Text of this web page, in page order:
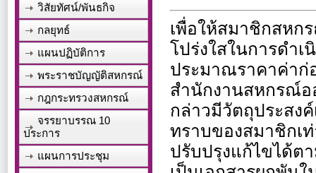
วิสัยทัศน์/พันธกิจ
กลยุทธ์
แผนปฏิบัติการ
พระราชบัญญัติสหกรณ์
กฎกระทรวงสหกรณ์
จรรยาบรรณ 10
ประการ
แผนการประชุม
เพื่อให้สมาชิกสหก
โปร่งใสในการดำ
ประมาณราคาค่าก่
สำนักงานสหกรณ์
กล่าวมีวัตถุประสง
ทราบของสมาชิกเ
ปรับปรุงแก้ไขได้ต